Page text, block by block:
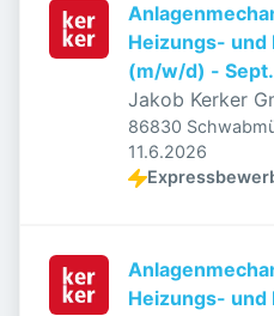
Heizungs- und
(m/w/d) -
Jakob Kerker
86830
Veröffentlicht
11.6.2026
Heizungs- und